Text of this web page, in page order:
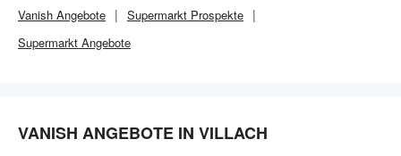
Vanish Angebote Supermarkt Prospekte
Supermarkt Angebote
VANISH ANGEBOTE IN VILLACH